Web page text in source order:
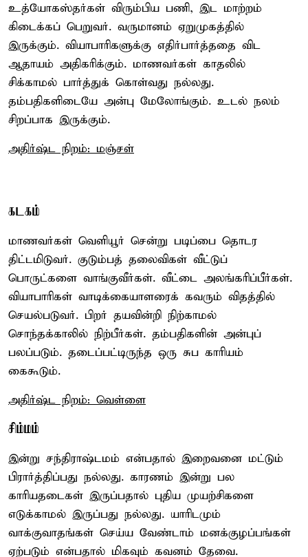
உத்யோகஸ்தர்கள் விரும்பிய பணி, இட மாற்றம்
கிடைக்கப் பெறுவர். வருமானம் ஏறுமுகத்தில்
இருக்கும். வியாபாரிகளுக்கு எதிர்பார்த்ததை விட
ஆதாயம் அதிகரிக்கும். மாணவர்கள் காதலில்
சிக்காமல் பார்த்துக் கொள்வது நல்லது.
தம்பதிகளிடையே அன்பு மேலோங்கும். உடல் நலம்
சிறப்பாக இருக்கும்.
அதிர்ஷ்ட நிறம்: மஞ்சள்
கடகம்
மாணவர்கள் வெளியூர் சென்று படிப்பை தொடர
திட்டமிடுவர். குடும்பத் தலைவிகள் வீட்டுப்
பொருட்களை வாங்குவீர்கள். வீட்டை அலங்கரிப்பீர்கள்.
வியாபாரிகள் வாடிக்கையாளரைக் கவரும் விதத்தில்
செயல்படுவர். பிறர் தயவின்றி நிற்காமல்
சொந்தக்காலில் நிற்பீர்கள். தம்பதிகளின் அன்புப்
பலப்படும். தடைப்பட்டிருந்த ஒரு சுப காரியம்
கைகூடும்.
அதிர்ஷ்ட நிறம்: வெள்ளை
சிம்மம்
இன்று சந்திராஷ்டமம் என்பதால் இறைவனை மட்டும்
பிரார்த்திப்பது நல்லது. காரணம் இன்று பல
காரியதடைகள் இருப்பதால் புதிய முயற்சிகளை
எடுக்காமல் இருப்பது நல்லது. யாரிடமும்
வாக்குவாதங்கள் செய்ய வேண்டாம் மனக்குழப்பங்கள்
ஏற்படும் என்பதால் மிகவும் கவனம் தேவை.